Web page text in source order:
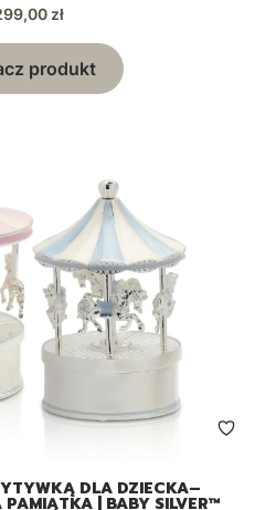
zł
produkt
DLA DZIECKA–
PAMIĄTKA | BABY SILVER™